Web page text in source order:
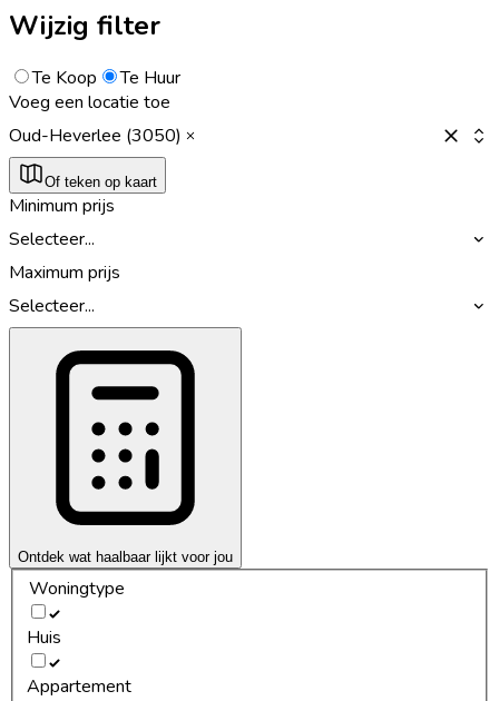
Wijzig filter
Te Koop
Te Huur
Voeg een locatie toe
Oud-Heverlee (3050)
Of teken op kaart
Minimum prijs
Selecteer...
Maximum prijs
Selecteer...
Ontdek wat haalbaar lijkt voor jou
Woningtype
Huis
Appartement